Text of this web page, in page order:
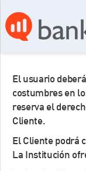
El usuario
costumbres en
reserva el
Cliente.
El Cliente podrá
La Institución